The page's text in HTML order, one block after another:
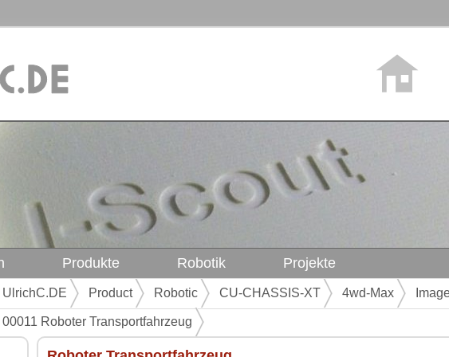
Produkte Robotik Projekte
UlrichC.DE Product Robotic CU-CHASSIS-XT 4wd-Max
00011 Roboter Transportfahrzeug